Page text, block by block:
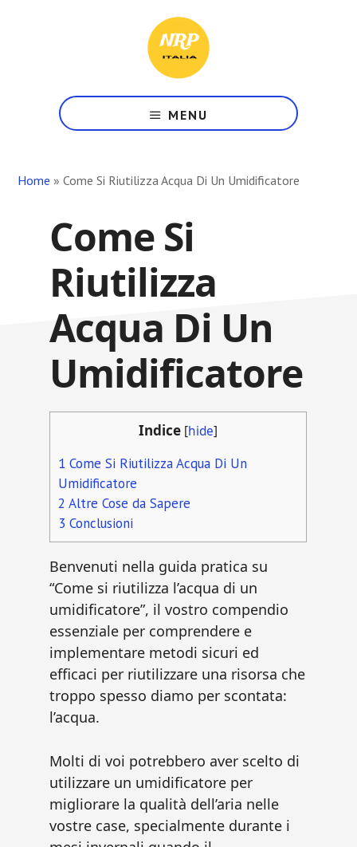
Tuo
Punto
in
MENU
Home »Come Si Riutilizza Acqua Di Un Umidificatore
Come Si
Riutilizza
Acqua Di Un
Umidificatore
Indice [hide]
1 Come Si Riutilizza Acqua Di Un
Umidificatore
2 Altre Cose da Sapere
3 Conclusioni
Benvenuti nella guida pratica su
“Come si riutilizza l’acqua di un
umidificatore”, il vostro compendio
essenziale per comprendere e
implementare metodi sicuri ed
efficaci per riutilizzare una risorsa che
troppo spesso diamo per scontata:
l’acqua.
Molti di voi potrebbero aver scelto di
utilizzare un umidificatore per
migliorare la qualità dell’aria nelle
vostre case, specialmente durante i